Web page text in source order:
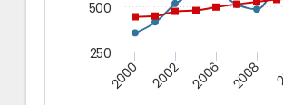
2000 2002 2006 2008
250
500